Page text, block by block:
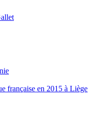
française en 2015 à Liège